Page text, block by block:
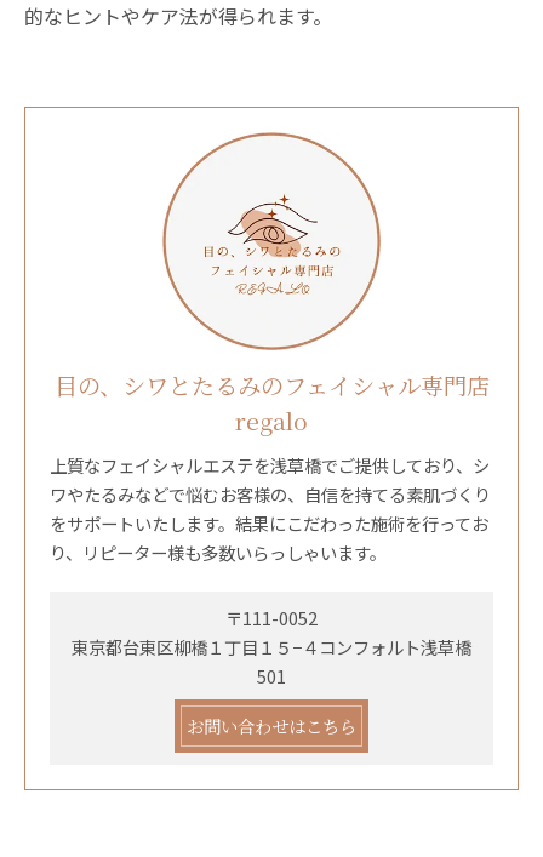
的なヒントやケア法が得られます。
目の、シワとたるみのフェイシャル専門店
regalo
上質なフェイシャルエステを浅草橋でご提供しており、シ
ワやたるみなどで悩むお客様の、自信を持てる素肌づくり
をサポートいたします。結果にこだわった施術を行ってお
り、リピーター様も多数いらっしゃいます。
〒111-0052
東京都台東区柳橋１丁目１５−４コンフォルト浅草橋
501
お問い合わせはこちら